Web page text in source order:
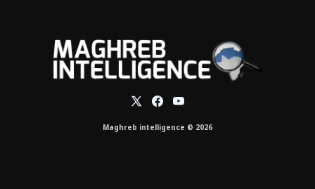
Maghreb intelligence © 2026